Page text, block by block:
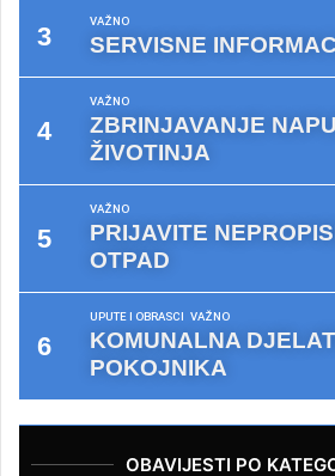
VAŽNO
SERVISNE
VAŽNO
ZBRINJAVANJE
ŽIVOTINJA
VAŽNO
PRIJAVITE
OTPAD
UPUTE I OBRASCI VAŽNO
KOMUNALNA
POKOJNIKA
OBAVIJESTI PO